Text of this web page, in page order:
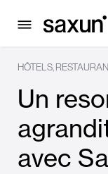
HÔTELS,
Un
avec